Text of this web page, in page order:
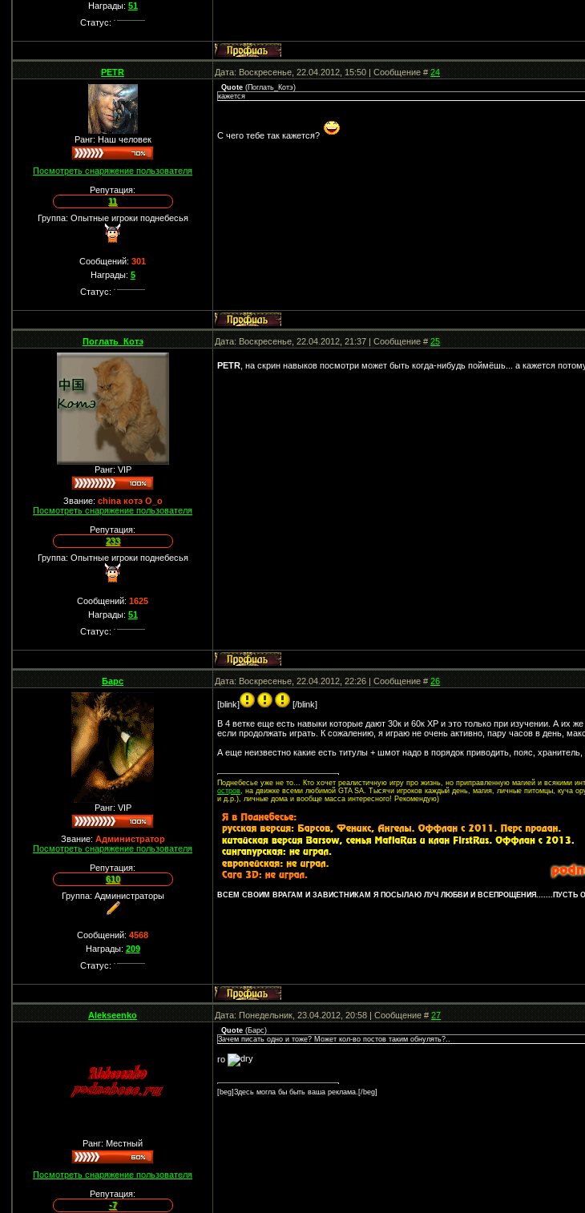
Награды: 51
Статус:
PETR Дата: Воскресенье, 22.04.2012, 15:50 | Сообщение #24
Ранг: Наш человек
Посмотреть снаряжение пользователя
Репутация:
11
Группа: Опытные игроки поднебесья
Сообщений:301
Награды: 5
Статус:
Quote (Поглать_Котэ)
кажется
С чего тебе так кажется?
Поглать_Котэ Дата: Воскресенье, 22.04.2012, 21:37 | Сообщение #25
Ранг: VIP
Звание: china котэ О_о
Посмотреть снаряжение пользователя
Репутация:
233
Группа: Опытные игроки поднебесья
Сообщений:1625
Награды: 51
Статус:
PETR , на скрин навыков посмотри может быть когда-нибудь поймёшь... а кажется
Барс Дата: Воскресенье, 22.04.2012, 22:26 | Сообщение #26
Ранг: VIP
Звание: Администратор
Посмотреть снаряжение пользователя
Репутация:
610
Группа: Администраторы
Сообщений:4568
Награды: 209
Статус:
[blink]
[/blink]
В 4 ветке еще есть навыки которые дают 30к и 60к ХР и это только при изучении. А их
если продолжать играть. К сожалению, я играю не очень активно, пару часов в день,
А еще неизвестно какие есть титулы + шмот надо в порядок приводить, пояс, хранитель,
Поднебесье уже не то... Кто хочет реалистичную игру про жизнь, но приправленную магией и всякими
остров, на движке всеми любимой GTA SA. Тысячи игроков каждый день, магия, личные питомцы, куча
и д.р.), личные дома и вообще масса интересного! Рекомендую)
ВСЕМ СВОИМ ВРАГАМ И ЗАВИСТНИКАМ Я ПОСЫЛАЮ ЛУЧ ЛЮБВИ И ВСЕПРОЩЕНИЯ.......ПУСТЬ
Alekseenko Дата: Понедельник, 23.04.2012, 20:58 | Сообщение #27
Ранг: Местный
Посмотреть снаряжение пользователя
Репутация:
-7
Quote (Барс)
Зачем писать одно и тоже? Может кол-во постов таким обнулять?..
го
[beg]Здесь могла бы быть ваша реклама.[/beg]